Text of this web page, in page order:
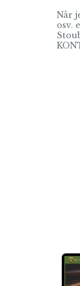
Når
osv.